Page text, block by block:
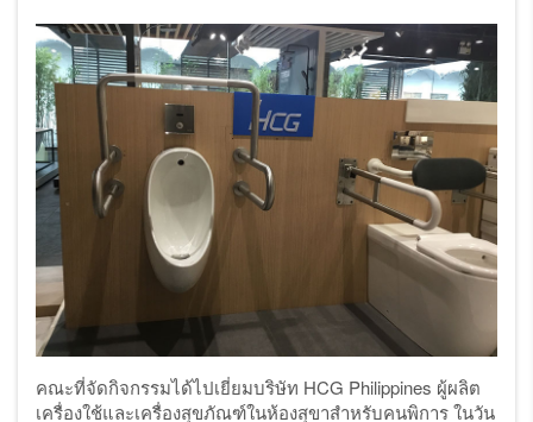
คณะที่จัดกิจกรรมได้ไปเยี่ยมบริษัท HCG Philippines ผู้ผลิต
เครื่องใช้และเครื่องสุขภัณฑ์ในห้องสุขาสำหรับคนพิการ ในวัน